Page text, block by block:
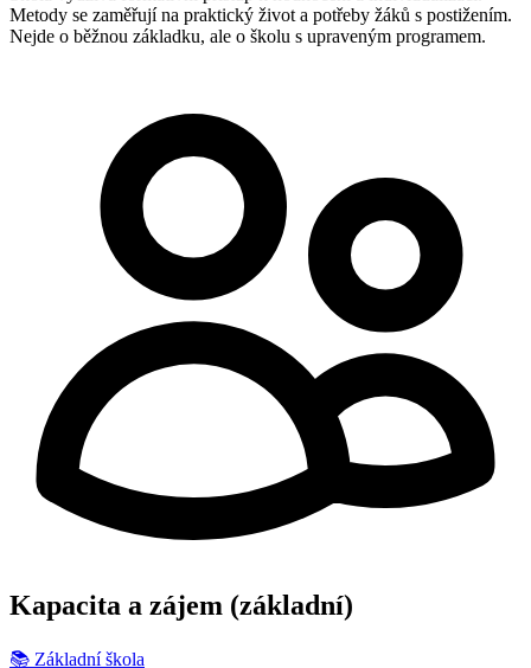
Metody se zaměřují na praktický život a potřeby žáků s postižením.
Nejde o běžnou základku, ale o školu s upraveným programem.
Kapacita a zájem (základní)
📚 Základní škola